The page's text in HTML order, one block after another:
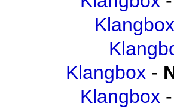
Klangbox
Klangbox -
Klangbox -